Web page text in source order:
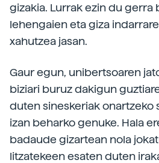
gizakia. Lurrak ezin du gerra
lehengaien eta giza
xahutzea jasan.
Gaur egun, unibertsoaren
biziari buruz dakigun
duten sineskeriak onartzeko
izan beharko genuke. Hala
badaude gizartean nola
litzatekeen esaten duten